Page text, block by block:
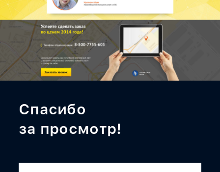
Спасибо
за просмотр!